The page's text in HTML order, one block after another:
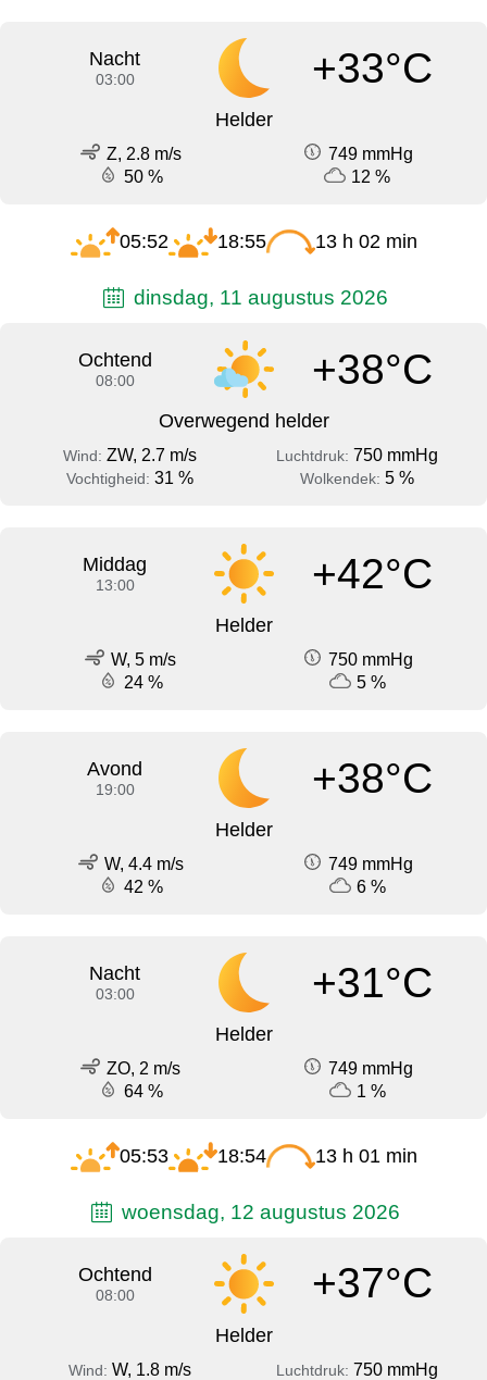
Nacht
03:00 +33°C
Helder
Z, 2.8 m/s
749 mmHg
50 %
12 %
05:52 18:55 13 h 02 min
dinsdag, 11 augustus 2026
Ochtend
08:00 +38°C
Overwegend helder
Wind: ZW, 2.7 m/s Luchtdruk: 750 mmHg
Vochtigheid: 31 % Wolkendek: 5 %
Middag
13:00 +42°C
Helder
W, 5 m/s
750 mmHg
24 %
5 %
Avond
19:00 +38°C
Helder
W, 4.4 m/s
749 mmHg
42 %
6 %
Nacht
03:00 +31°C
Helder
ZO, 2 m/s
749 mmHg
64 %
1 %
05:53 18:54 13 h 01 min
woensdag, 12 augustus 2026
Ochtend
08:00 +37°C
Helder
Wind: W, 1.8 m/s Luchtdruk: 750 mmHg